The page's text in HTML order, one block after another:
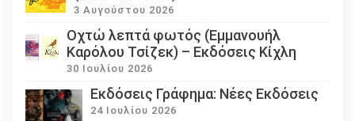
3 Αυγούστου 2026
Οχτώ λεπτά φωτός (Εμμανουήλ
Καρόλου Τσίζεκ) – Εκδόσεις Κίχλη
30 Ιουλίου 2026
Εκδόσεις Γράφημα: Νέες Εκδόσεις
24 Ιουλίου 2026